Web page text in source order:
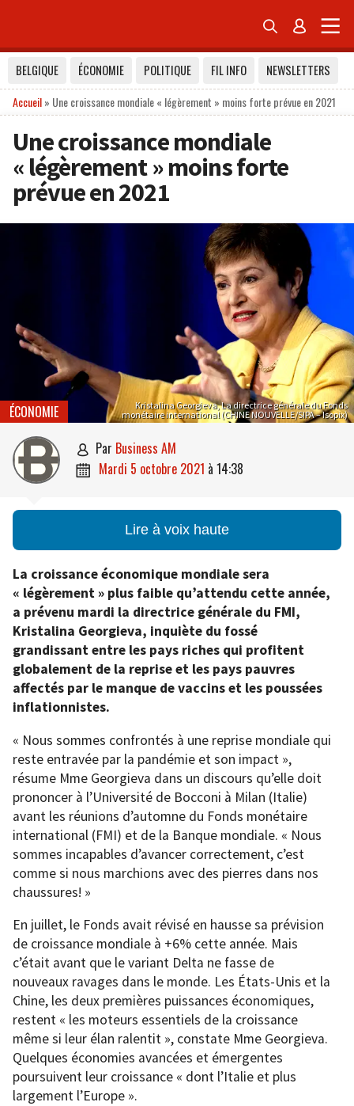
 
BELGIQUE ÉCONOMIE POLITIQUE FIL INFO
NEWSLETTERS
Accueil» Une croissance mondiale « légèrement » moins forte prévue en 2021
Une croissance mondiale
« légèrement » moins forte
prévue en 2021
Kristalina Georgieva, La directrice générale du Fonds
monétaire international (CHINE NOUVELLE/SIPA – Isopix)
ÉCONOMIE
 par Business AM
 mardi 5 octobre 2021 à 14:38
Lire à voix haute
La croissance économique mondiale sera
« légèrement » plus faible qu’attendu cette année,
a prévenu mardi la directrice générale du FMI,
Kristalina Georgieva, inquiète du fossé
grandissant entre les pays riches qui profitent
globalement de la reprise et les pays pauvres
affectés par le manque de vaccins et les poussées
inflationnistes.
« Nous sommes confrontés à une reprise mondiale qui
reste entravée par la pandémie et son impact »,
résume Mme Georgieva dans un discours qu’elle doit
prononcer à l’Université de Bocconi à Milan (Italie)
avant les réunions d’automne du Fonds monétaire
international (FMI) et de la Banque mondiale. « Nous
sommes incapables d’avancer correctement, c’est
comme si nous marchions avec des pierres dans nos
chaussures! »
En juillet, le Fonds avait révisé en hausse sa prévision
de croissance mondiale à +6% cette année. Mais
c’était avant que le variant Delta ne fasse de
nouveaux ravages dans le monde. Les États-Unis et la
Chine, les deux premières puissances économiques,
restent « les moteurs essentiels de la croissance
même si leur élan ralentit », constate Mme Georgieva.
Quelques économies avancées et émergentes
poursuivent leur croissance « dont l’Italie et plus
largement l’Europe ».